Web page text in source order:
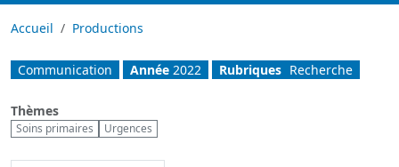
Accueil Productions
Communication Année 2022 Rubriques Recherche
Thèmes
Soins primaires Urgences